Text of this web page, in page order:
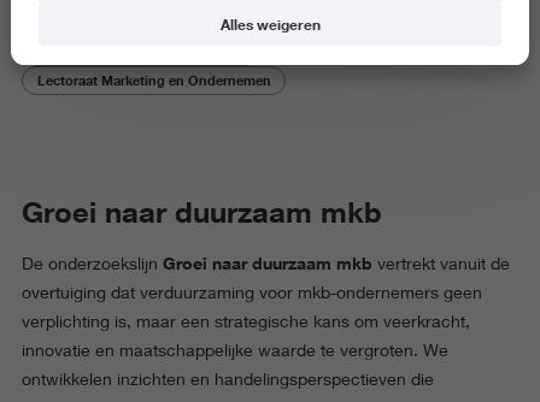
Lectoraat Marketing en Ondernemen
Groei naar duurzaam mkb
De onderzoekslijnGroei naar duurzaam mkb vertrekt vanuit de
overtuiging dat verduurzaming voor mkb-ondernemers geen
verplichting is, maar een strategische kans om veerkracht,
innovatie en maatschappelijke waarde te vergroten. We
ontwikkelen inzichten en handelingsperspectieven die
Alles weigeren